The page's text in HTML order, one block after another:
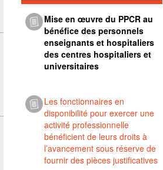
Mise en œuvre du PPCR au
bénéfice des personnels
enseignants et hospitaliers
des centres hospitaliers et
universitaires
Les fonctionnaires en
disponibilité pour exercer une
activité professionnelle
bénéficient de leurs droits à
l’avancement sous réserve de
fournir des pièces justificatives